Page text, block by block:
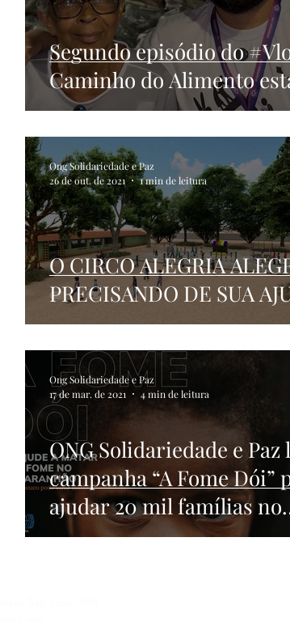
Segundo episódio do
Caminho do Alimento
O CIRCO ALEGRIA
PRECISANDO DE SUA
Ong Solidariedade e Paz
26 de out. de 2021
1 min de leitura
ONG Solidariedade e Paz
campanha “A Fome Dói”
ajudar 20 mil famílias no
Maranhão
Ong Solidariedade e Paz
17 de mar. de 2021
4 min de leitura